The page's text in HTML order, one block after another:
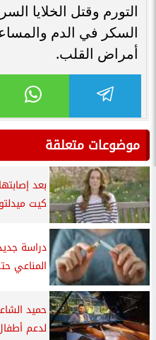
التورم وقتل الخلايا
السكر في الدم
أمراض القلب.
موضوعات متعلقة
بعد
كيت
دراسة
المناعي
حميد
لدعم